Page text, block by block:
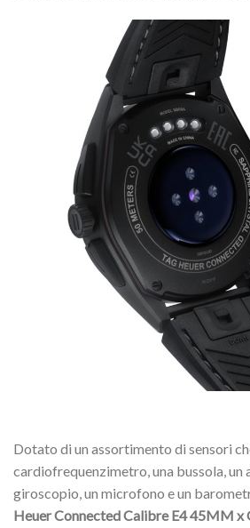
Dotato di un assortimento di sensori
cardiofrequenzimetro, una bussola, un
giroscopio, un microfono e un
Heuer Connected Calibre E4 45MM x